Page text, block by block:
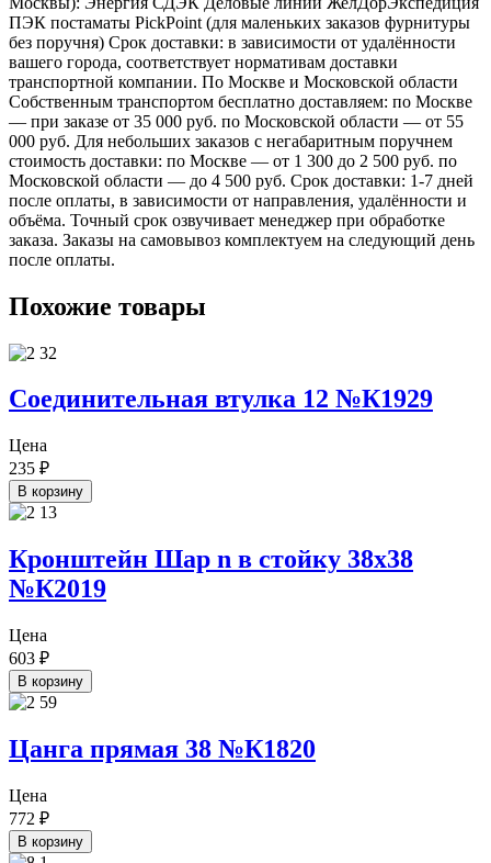
ПЭК постаматы PickPoint (для маленьких заказов фурнитуры
без поручня) Срок доставки: в зависимости от удалённости
вашего города, соответствует нормативам доставки
транспортной компании. По Москве и Московской области
Собственным транспортом бесплатно доставляем: по Москве
— при заказе от 35 000 руб. по Московской области — от 55
000 руб. Для небольших заказов с негабаритным поручнем
стоимость доставки: по Москве — от 1 300 до 2 500 руб. по
Московской области — до 4 500 руб. Срок доставки: 1-7 дней
после оплаты, в зависимости от направления, удалённости и
объёма. Точный срок озвучивает менеджер при обработке
заказа. Заказы на самовывоз комплектуем на следующий день
после оплаты.
Похожие товары
Соединительная втулка 12 №К1929
Цена
235 ₽
В корзину
Кронштейн Шар n в стойку 38х38
№К2019
Цена
603 ₽
В корзину
Цанга прямая 38 №К1820
Цена
772 ₽
В корзину